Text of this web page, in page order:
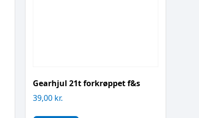
Gearhjul 21t forkrøppet f&s
39,00 kr.